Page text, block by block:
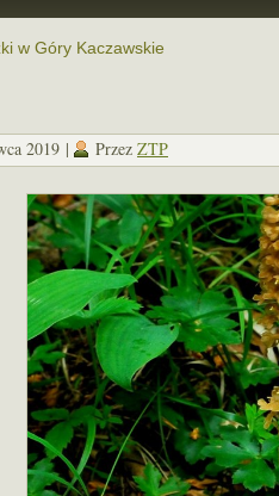
w Góry Kaczawskie
2019 | Przez ZTP